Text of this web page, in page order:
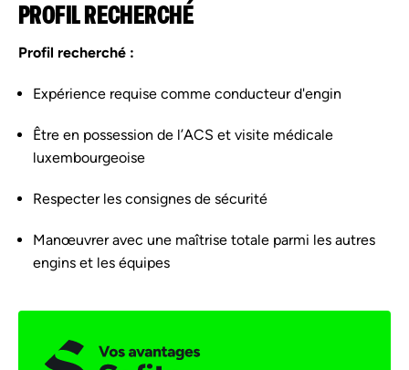
PROFIL RECHERCHÉ
Profil recherché :
Expérience requise comme conducteur d'engin
Être en possession de l’ACS et visite médicale
luxembourgeoise
Respecter les consignes de sécurité
Manœuvrer avec une maîtrise totale parmi les autres
engins et les équipes